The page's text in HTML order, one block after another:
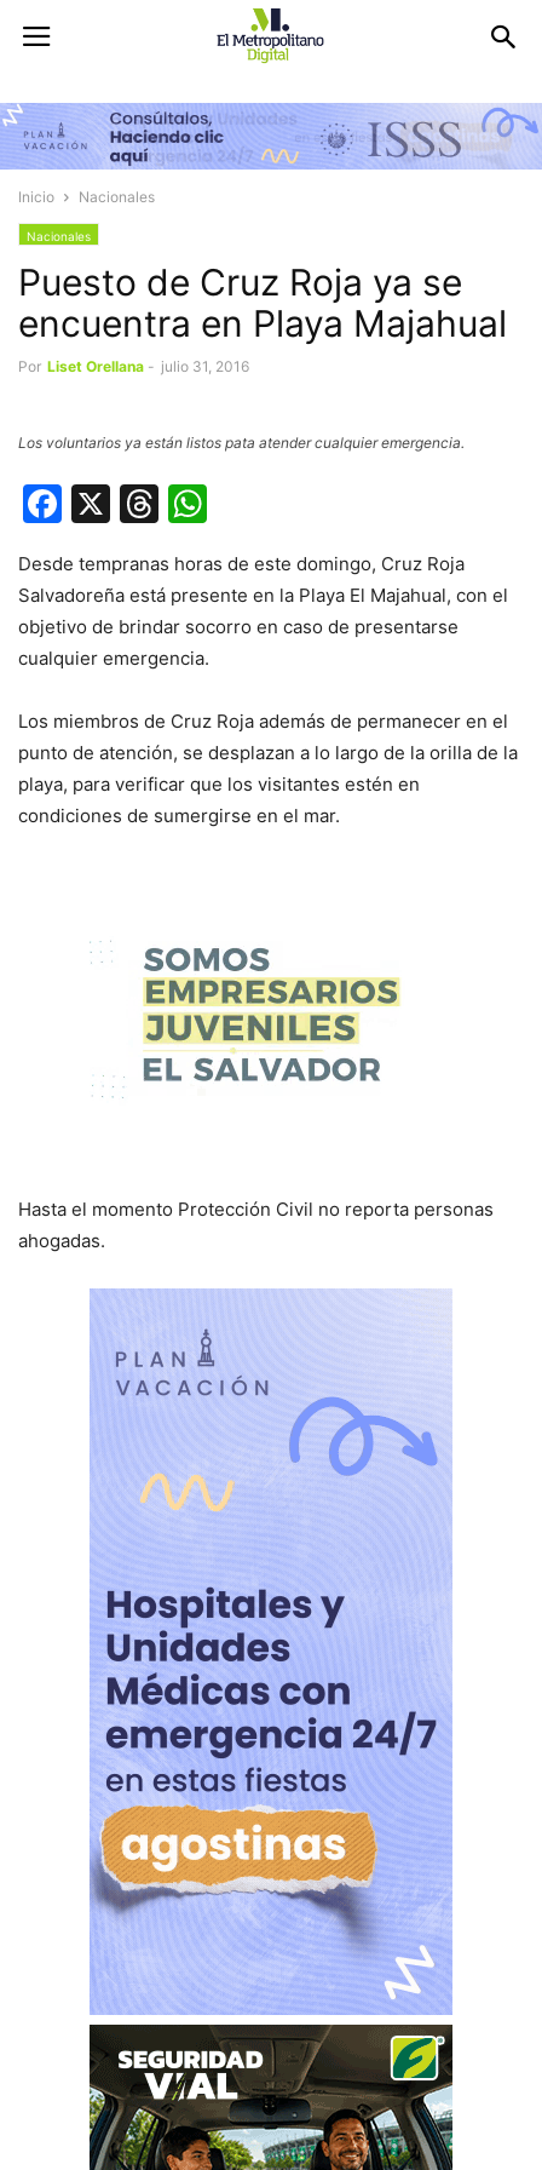
Inicio Nacionales
Nacionales
Puesto de Cruz Roja ya se
encuentra en Playa Majahual
Por Liset Orellana - julio 31, 2016
Los voluntarios ya están listos pata atender cualquier emergencia.
Facebook
X Threads
Desde tempranas horas de este domingo, Cruz Roja
Salvadoreña está presente en la Playa El Majahual, con el
objetivo de brindar socorro en caso de presentarse
cualquier emergencia.
Los miembros de Cruz Roja además de permanecer en el
punto de atención, se desplazan a lo largo de la orilla de la
playa, para verificar que los visitantes estén en
condiciones de sumergirse en el mar.
Hasta el momento Protección Civil no reporta personas
ahogadas.